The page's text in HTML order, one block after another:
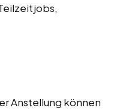
Anstellung können